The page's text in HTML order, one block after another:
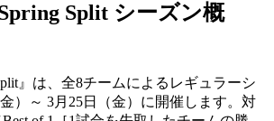
Spring Split シーズン概
』は、全8チームによるレギュラーシ
）～ 3月25日（金）に開催します。対